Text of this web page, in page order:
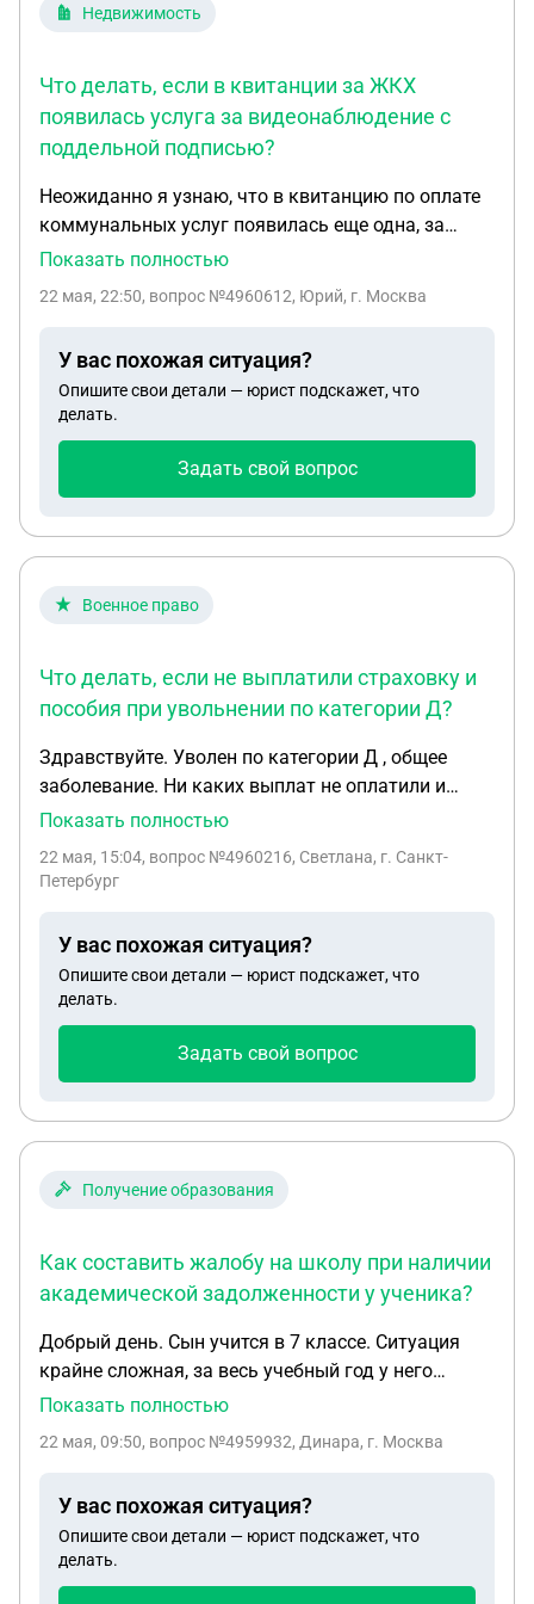
Недвижимость
Что делать, если в квитанции за ЖКХ
появилась услуга за видеонаблюдение с
поддельной подписью?
Неожиданно я узнаю, что в квитанцию по оплате
коммунальных услуг появилась еще одна, за
видеонаблюдение. Я такую услугу не заказывал.
решила установить в моем доме видеокамеры,
жильцы эти камеры с абонентской платой в 250
р/мес. Когда меня спросили я отказался,
подписывать мне ничего не давали, а через какое
там по всем пунктам: Согласие на установку
моего имени собственницу моего дома (которую
абонентской платы. И это решение подписано,
услуга мне не нужна, подпись на решении
поддельная
Показать полностью
22 мая, 22:50, вопрос №4960612, Юрий, г. Москва
У вас похожая ситуация?
Опишите свои детали — юрист подскажет, что
делать.
Задать свой вопрос
Военное право
Что делать, если не выплатили страховку и
пособия при увольнении по категории Д?
Здравствуйте. Уволен по категории Д , общее
заболевание. Ни каких выплат не оплатили и
страховку тоже не оплатили. Что делать не
не можем. 2025 году был уволен.
Показать полностью
22 мая, 15:04, вопрос №4960216, Светлана, г. Санкт-
Петербург
У вас похожая ситуация?
Опишите свои детали — юрист подскажет, что
делать.
Задать свой вопрос
Получение образования
Как составить жалобу на школу при наличии
академической задолженности у ученика?
Добрый день. Сын учится в 7 классе. Ситуация
крайне сложная, за весь учебный год у него
академическая задолженность по математике,
тройки, некоторые то же натянутые. На
встречалась с администрацией школы, в
последний раз был разговор с заместителями
школы, но все в один голос твердят одно, что
Показать полностью
22 мая, 09:50, вопрос №4959932, Динара, г. Москва
У вас похожая ситуация?
Опишите свои детали — юрист подскажет, что
делать.